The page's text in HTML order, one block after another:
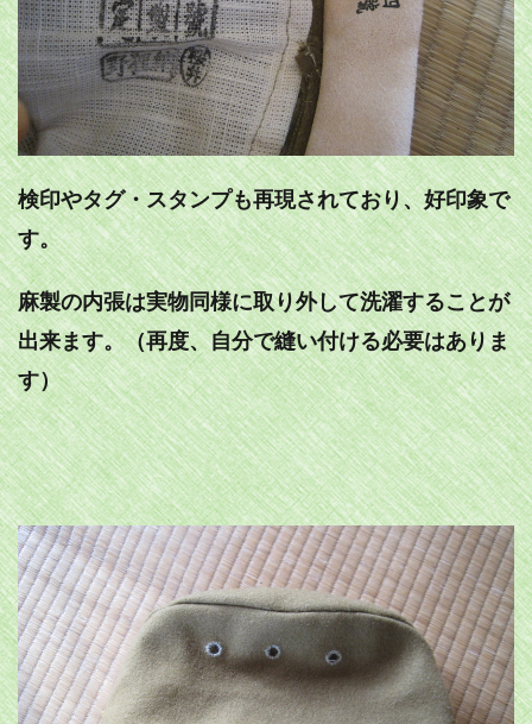
検印やタグ・スタンプも再現されており、好印象で
す。
麻製の内張は実物同様に取り外して洗濯することが
出来ます。（再度、自分で縫い付ける必要はありま
す）